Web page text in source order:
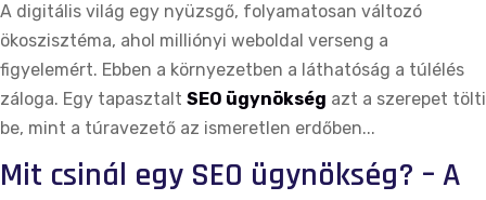
A digitális világ egy nyüzsgő, folyamatosan változó
ökoszisztéma, ahol milliónyi weboldal verseng a
figyelemért. Ebben a környezetben a láthatóság a túlélés
záloga. Egy tapasztalt SEO ügynökség azt a szerepet tölti
be, mint a túravezető az ismeretlen erdőben...
Mit csinál egy SEO ügynökség? – A